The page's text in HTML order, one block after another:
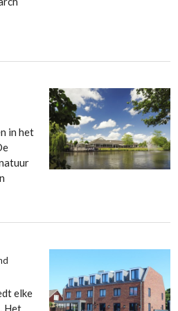
in het
park
te
in
met
elke
Het